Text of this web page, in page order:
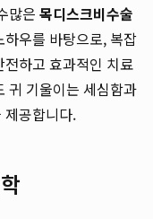
많은 목디스크비수술
우를 바탕으로, 복잡
하고 효과적인 치료
귀 기울이는 세심함과
제공합니다.